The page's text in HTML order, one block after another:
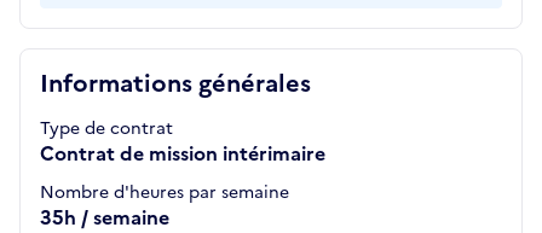
Informations générales
Type de contrat
Contrat de mission intérimaire
Nombre d'heures par semaine
35h / semaine